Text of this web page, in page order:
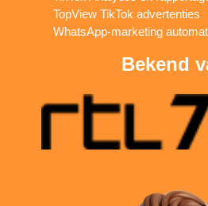
TopView TikTok advertenties
WhatsApp-marketing
Bekend